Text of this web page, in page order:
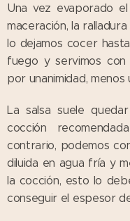
Una vez evaporado
maceración, la
lo dejamos cocer
fuego y servimos con
por unanimidad,
La salsa suele
cocción
contrario, podemos
diluida en agua fría y
la cocción, esto lo
conseguir el espesor